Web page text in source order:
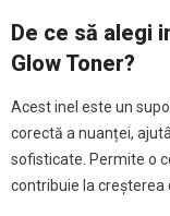
De ce să alegi
Glow Toner?
Acest inel este un
corectă a nuanței,
sofisticate. Permite o
contribuie la creșterea